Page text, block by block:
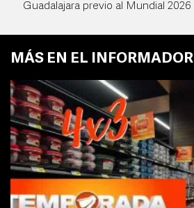
Guadalajara previo al Mundial 2026
MÁS EN EL INFORMADOR